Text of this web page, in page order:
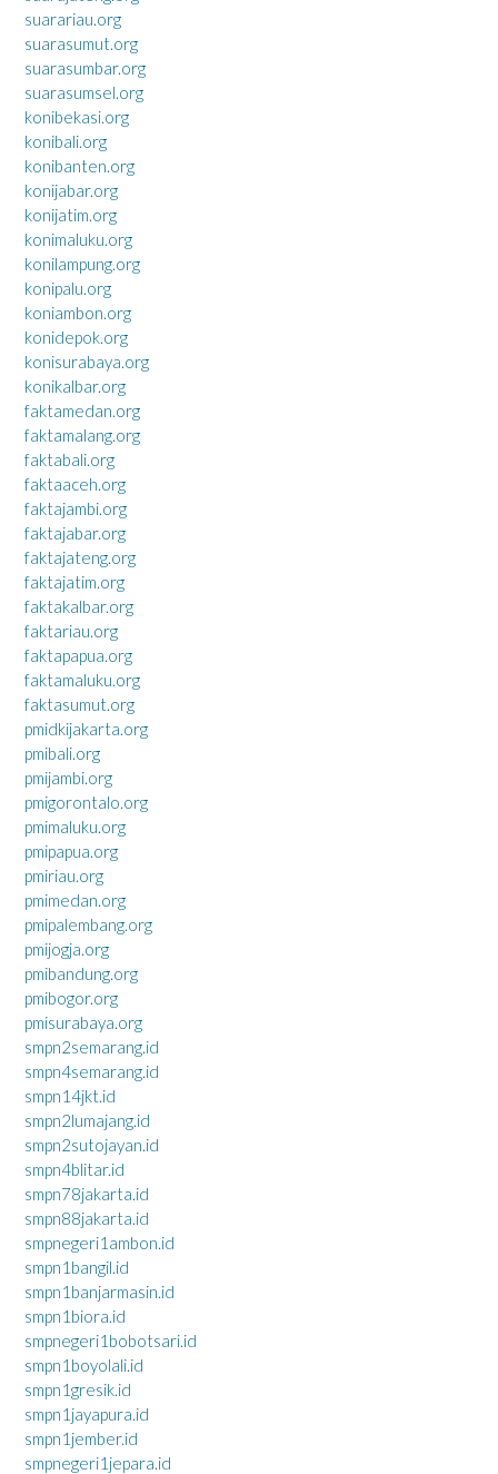
suarariau.org
suarasumut.org
suarasumbar.org
suarasumsel.org
konibekasi.org
konibali.org
konibanten.org
konijabar.org
konijatim.org
konimaluku.org
konilampung.org
konipalu.org
koniambon.org
konidepok.org
konisurabaya.org
konikalbar.org
faktamedan.org
faktamalang.org
faktabali.org
faktaaceh.org
faktajambi.org
faktajabar.org
faktajateng.org
faktajatim.org
faktakalbar.org
faktariau.org
faktapapua.org
faktamaluku.org
faktasumut.org
pmidkijakarta.org
pmibali.org
pmijambi.org
pmigorontalo.org
pmimaluku.org
pmipapua.org
pmiriau.org
pmimedan.org
pmipalembang.org
pmijogja.org
pmibandung.org
pmibogor.org
pmisurabaya.org
smpn2semarang.id
smpn4semarang.id
smpn14jkt.id
smpn2lumajang.id
smpn2sutojayan.id
smpn4blitar.id
smpn78jakarta.id
smpn88jakarta.id
smpnegeri1ambon.id
smpn1bangil.id
smpn1banjarmasin.id
smpn1biora.id
smpnegeri1bobotsari.id
smpn1boyolali.id
smpn1gresik.id
smpn1jayapura.id
smpn1jember.id
smpnegeri1jepara.id